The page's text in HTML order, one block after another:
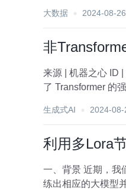
大数据 2024-08-26
非
来源 | 机器之心 ID | almosthuman2014 Mamba 架构模型这次终
生成式AI 2024-08-
利用多Lora
一、背景 近期，我们在大模型集群的部署过程中遇到了一些挑战。公司有多个业务场景，每个场景都基于自身的数据进行微调，训
练出相应的大模型并